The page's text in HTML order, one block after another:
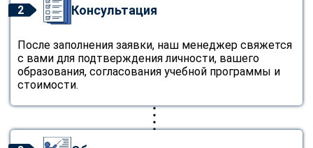
2 Консультация
После заполнения заявки, наш менеджер свяжется
с вами для подтверждения личности, вашего
образования, согласования учебной программы и
стоимости.